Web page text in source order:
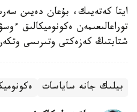
ايتا كەتەيىك، بۇعان دەيىن
توراعالىعىمەن ەكونوميكالىق
شتابتىڭ كەزەكتى وتىرىسى
بيلىك جانە ساياسات